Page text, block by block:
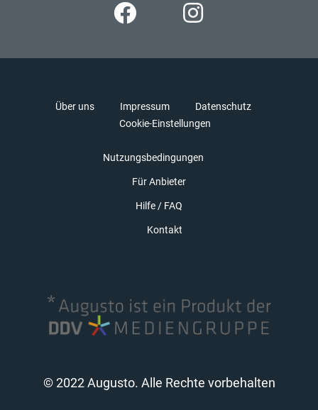
Über uns Impressum
Datenschutz
Cookie-Einstellungen
Nutzungsbedingungen
Für Anbieter
Hilfe / FAQ
Kontakt
© 2022 Augusto. Alle Rechte vorbehalten